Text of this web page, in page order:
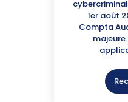
1er août
Compta